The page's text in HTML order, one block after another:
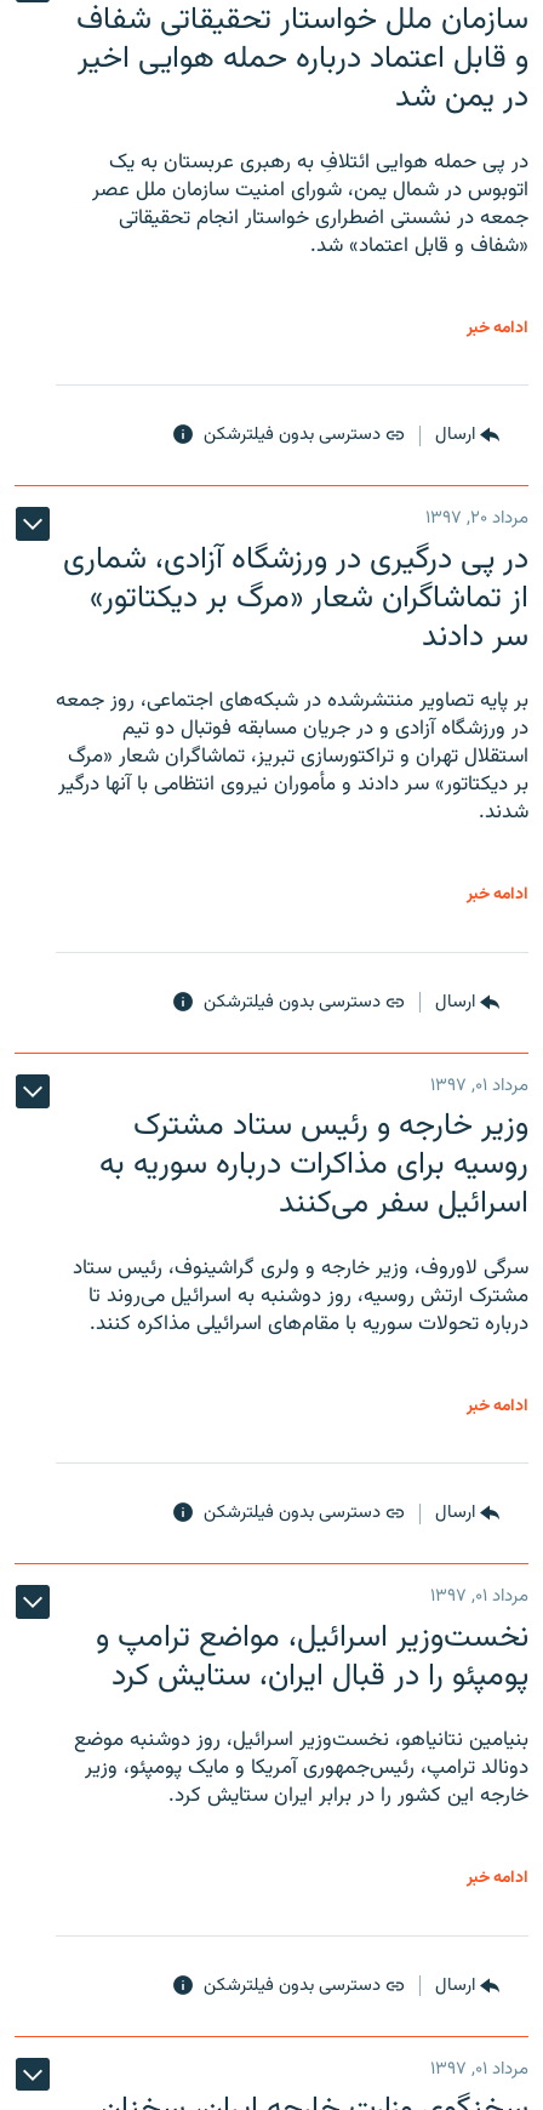
سازمان ملل خواستار تحقیقاتی شفاف
و قابل اعتماد درباره حمله هوایی اخیر
در یمن شد
در پی حمله هوایی ائتلافِ به رهبری عربستان به یک
اتوبوس در شمال یمن، شورای امنیت سازمان ملل عصر
جمعه در نشستی اضطراری خواستار انجام تحقیقاتی
«شفاف و قابل اعتماد» شد.
ادامه خبر
ارسال دسترسی بدون فیلترشکن
مرداد ۲۰, ۱۳۹۷
در پی درگیری در ورزشگاه آزادی، شماری
از تماشاگران شعار «مرگ بر دیکتاتور»
سر دادند
بر پایه تصاویر منتشرشده در شبکه‌های اجتماعی، روز جمعه
در ورزشگاه آزادی و در جریان مسابقه فوتبال دو تیم
استقلال تهران و تراکتورسازی تبریز، تماشاگران شعار «مرگ
بر دیکتاتور» سر دادند و مأموران نیروی انتظامی با آنها درگیر
شدند.
ادامه خبر
ارسال دسترسی بدون فیلترشکن
مرداد ۰۱, ۱۳۹۷
وزیر خارجه و رئیس‌ ستاد مشترک
روسیه برای مذاکرات درباره سوریه به
اسرائیل سفر می‌کنند
سرگی لاوروف، وزیر خارجه و ولری گراشینوف، رئیس ستاد
مشترک ارتش روسیه، روز دوشنبه به اسرائیل می‌روند تا
درباره تحولات سوریه با مقام‌های اسرائیلی مذاکره کنند.
ادامه خبر
ارسال دسترسی بدون فیلترشکن
مرداد ۰۱, ۱۳۹۷
نخست‌وزیر اسرائیل، مواضع ترامپ و
پومپئو را در قبال ایران، ستایش کرد
بنیامین نتانیاهو، نخست‌وزیر اسرائیل، روز دوشنبه موضع
دونالد ترامپ، رئیس‌جمهوری آمریکا و مایک پومپئو، وزیر
خارجه این کشور را در برابر ایران ستایش کرد.
ادامه خبر
ارسال دسترسی بدون فیلترشکن
مرداد ۰۱, ۱۳۹۷